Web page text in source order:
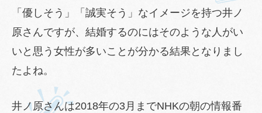
「優しそう」「誠実そう」なイメージを持つ井ノ
原さんですが、結婚するのにはそのような人がい
いと思う女性が多いことが分かる結果となりまし
たよね。
井ノ原さんは2018年の3月までNHKの朝の情報番